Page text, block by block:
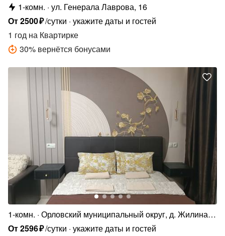
1-комн. ул. Генерала Лаврова, 16
От2500₽/сутки укажите даты и гостей
1 год на Квартирке
30% вернётся бонусами
1-комн. Орловский муниципальный округ, д. Жилина,
ул. Генерала Лаврова, 8
От2596₽/сутки укажите даты и гостей